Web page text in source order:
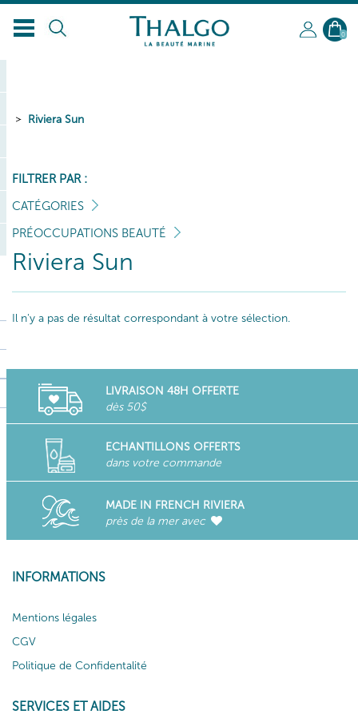
FR
0
Riviera Sun
FILTRER PAR :
CATÉGORIES
PRÉOCCUPATIONS BEAUTÉ
Riviera Sun
Il n'y a pas de résultat correspondant à votre sélection.
LIVRAISON 48H OFFERTE
dès 50$
ECHANTILLONS OFFERTS
dans votre commande
MADE IN FRENCH RIVIERA
près de la mer avec
INFORMATIONS
Mentions légales
CGV
Politique de Confidentalité
SERVICES ET AIDES